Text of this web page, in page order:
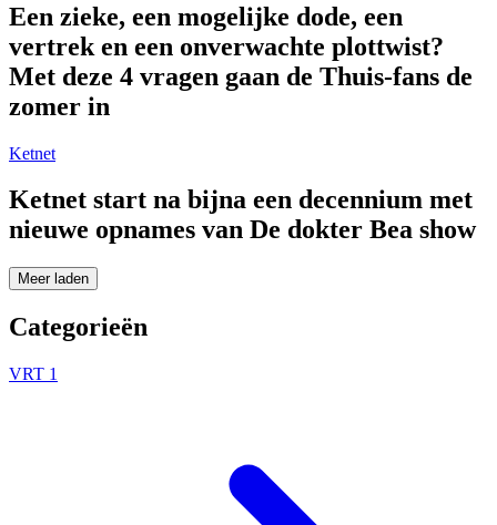
Een zieke, een mogelijke dode, een
vertrek en een onverwachte plottwist?
Met deze 4 vragen gaan de Thuis-fans de
zomer in
Ketnet
Ketnet start na bijna een decennium met
nieuwe opnames van De dokter Bea show
Meer laden
Categorieën
VRT 1